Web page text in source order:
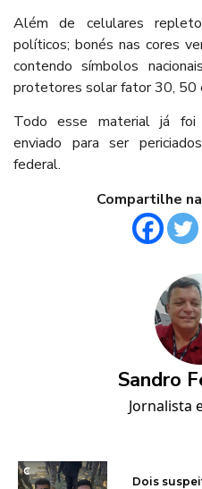
Além de celulares
políticos; bonés nas cores
contendo símbolos
protetores solar fator 30, 50
Todo esse material já foi
enviado para ser
federal.
Compartilhe
Sandro
Jornalista
Dois